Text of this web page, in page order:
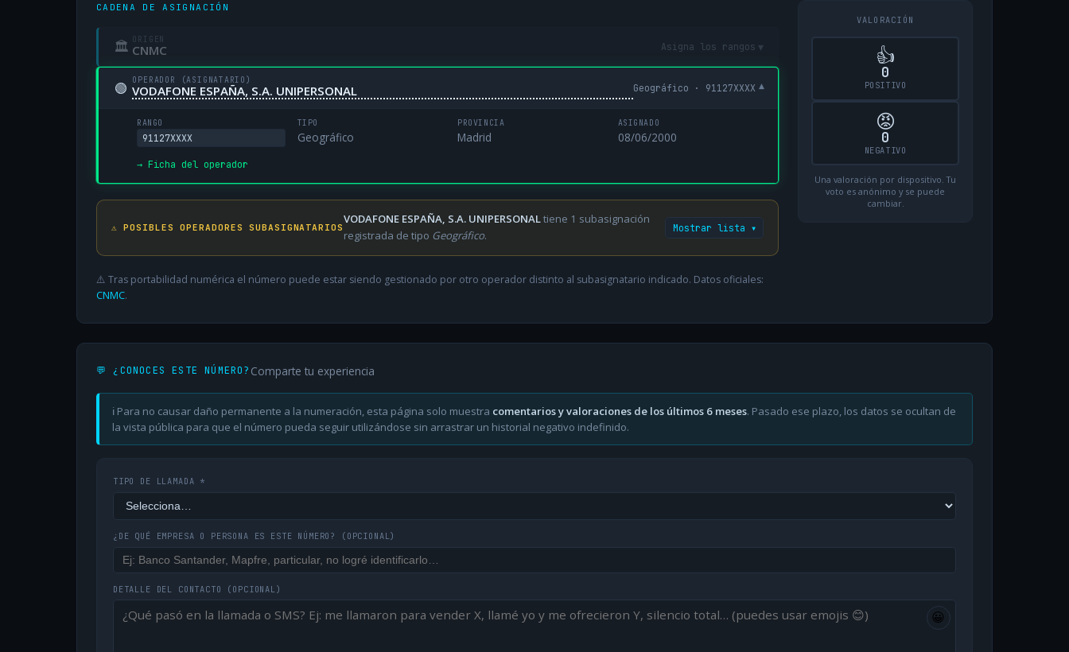
CADENA DE ASIGNACIÓN
🏛 ORIGEN
CNMC Asigna los rangos ▾
🟢 OPERADOR (ASIGNATARIO)
VODAFONE ESPAÑA, S.A. UNIPERSONAL Geográfico · 91127XXXX ▾
RANGO
91127XXXX
TIPO
Geográfico
PROVINCIA
Madrid
ASIGNADO
08/06/2000
→ Ficha del operador
⚠️ POSIBLES OPERADORES SUBASIGNATARIOS
VODAFONE ESPAÑA, S.A. UNIPERSONALtiene 1 subasignación
registrada de tipo Geográfico.
Mostrar lista ▾
⚠️ Tras portabilidad numérica el número puede estar siendo gestionado por otro operador distinto al subasignatario indicado. Datos oficiales:
CNMC.
VALORACIÓN
👍
0
POSITIVO
😡
0
NEGATIVO
Una valoración por dispositivo. Tu
voto es anónimo y se puede
cambiar.
💬 ¿CONOCES ESTE NÚMERO? Comparte tu experiencia
ℹ️ Para no causar daño permanente a la numeración, esta página solo muestra comentarios y valoraciones de los últimos 6 meses. Pasado ese plazo, los datos se ocultan de
la vista pública para que el número pueda seguir utilizándose sin arrastrar un historial negativo indefinido.
TIPO DE LLAMADA *
¿DE QUÉ EMPRESA O PERSONA ES ESTE NÚMERO? (OPCIONAL)
DETALLE DEL CONTACTO (OPCIONAL)
😀